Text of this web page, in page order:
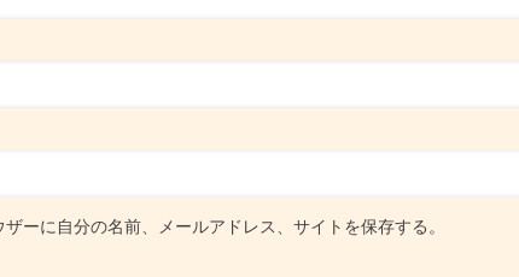
ーに自分の名前、メールアドレス、サイトを保存する。